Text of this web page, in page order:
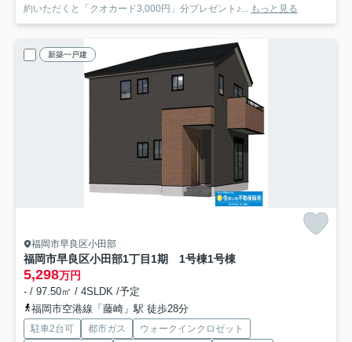
約いただくと「クオカード3,000円」分プレゼント♪... もっと見る
新築一戸建
福岡市早良区小田部
福岡市早良区小田部1丁目1期 1号棟1号棟
5,298万円
- / 97.50㎡ / 4SLDK /予定
福岡市空港線「藤崎」駅 徒歩28分
駐車2台可 都市ガス
ウォークインクロゼット